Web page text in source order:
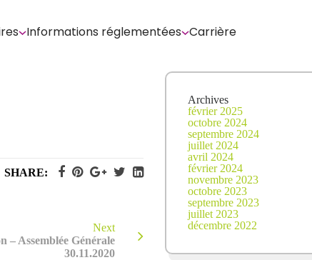
Informations réglementées Carrière
SHARE:
Next
– Assemblée Générale
30.11.2020
Archives
février 2025
octobre 2024
septembre 2024
juillet 2024
avril 2024
février 2024
novembre 2023
octobre 2023
septembre 2023
juillet 2023
décembre 2022